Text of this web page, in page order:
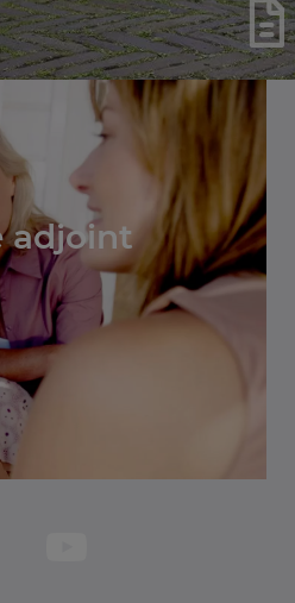
adjoint